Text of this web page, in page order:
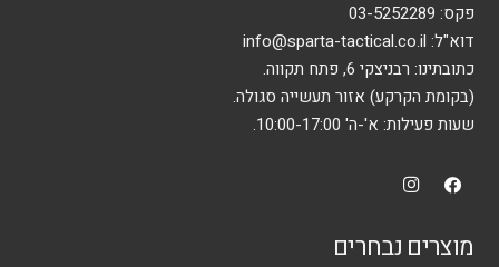
המוצר
פקס: 03-5252289
דוא"ל: info@sparta-tactical.co.il
כתובתינו: רבניצקי 6, פתח תקווה.
(בקומת הקרקע) אזור תעשייה סגולה.
שעות פעילות: א'-ה' 10:00-17:00.
מוצרים נבחרים